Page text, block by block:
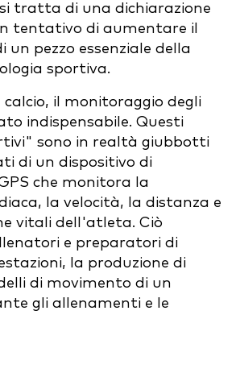
tratta di una dichiarazione
tentativo di aumentare il
pezzo essenziale della
sportiva.
calcio, il monitoraggio degli
indispensabile. Questi
sono in realtà giubbotti
di un dispositivo di
che monitora la
la velocità, la distanza e
vitali dell'atleta. Ciò
e preparatori di
la produzione di
di movimento di un
gli allenamenti e le